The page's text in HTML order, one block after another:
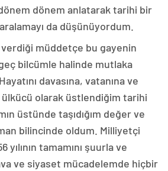
dönem dönem anlatarak tarihi bir
da düşünüyordum.
müddetçe bu gayenin
bilcümle halinde mutlaka
davasına, vatanına ve
ülkücü olarak üstlendiğim tarihi
üstünde taşıdığım değer ve
bilincinde oldum. Milliyetçi
yılının tamamını şuurla ve
ve siyaset mücadelemde hiçbir